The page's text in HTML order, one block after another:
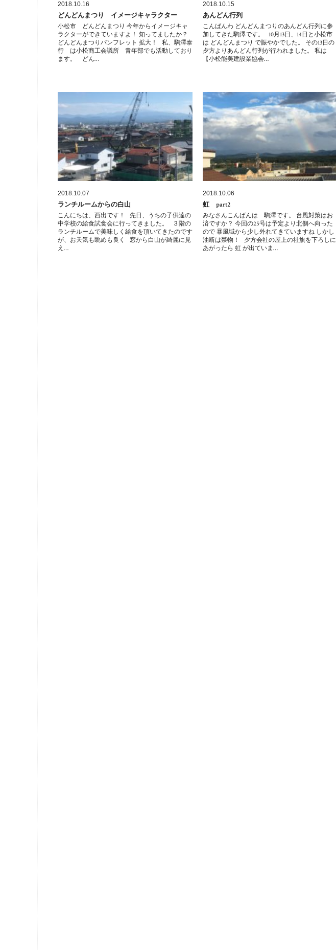
2018.10.16
どんどんまつり イメージキャラクター
小松市 どんどんまつり 今年からイメージキャ
ラクターができていますよ！ 知ってましたか？
どんどんまつりパンフレット 拡大！ 私、駒澤泰
行 は小松商工会議所 青年部でも活動しており
ます。 どん…
2018.10.15
あんどん行列
こんばんわ どんどんまつりのあんどん行列に参
加してきた駒澤です。 10月13日、14日と小松市
は どんどんまつり で賑やかでした。 その13日の
夕方よりあんどん行列が行われました。 私は
【小松能美建設業協会…
2018.10.07
ランチルームからの白山
こんにちは、西出です！ 先日、うちの子供達の
中学校の給食試食会に行ってきました。 ３階の
ランチルームで美味しく給食を頂いてきたのです
が、お天気も眺めも良く 窓から白山が綺麗に見
え…
2018.10.06
虹 part2
みなさんこんばんは 駒澤です。 台風対策はお
済ですか？ 今回の25号は予定より北側へ向った
ので 暴風域から少し外れてきていますね しかし
油断は禁物！ 夕方会社の屋上の社旗を下ろしに
あがったら 虹 が出ていま…